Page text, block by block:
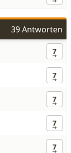
39 Antworten
7
7
7
7
7